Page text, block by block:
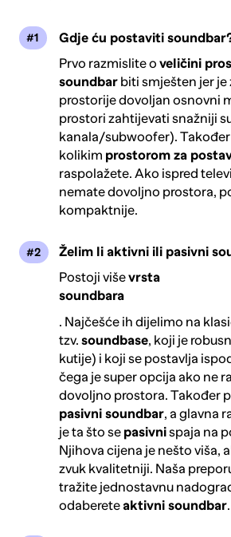
Gdje ću postaviti
Prvo razmislite oveličini
soundbar biti smješten jer je
prostorije dovoljan osnovni
prostori zahtijevati snažniji
kanala/subwoofer).
kolikim prostorom za
raspolažete. Ako ispred
nemate dovoljno prostora,
kompaktnije.
Želim li aktivni ili pasivni
Postoji viševrsta
soundbara
. Najčešće ih dijelimo na
tzv.soundbase, koji je
kutije) i koji se postavlja
čega je super opcija ako ne
dovoljno prostora. Također
pasivni soundbar, a glavna
je ta što se pasivnispaja na
Njihova cijena je nešto viša,
zvuk kvalitetniji. Naša
tražite jednostavnu
odaberete aktivni soundbar.